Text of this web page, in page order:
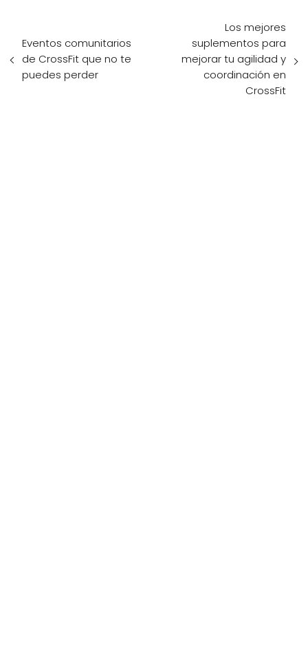
Eventos comunitarios
de CrossFit que no te
puedes perder
Los mejores
suplementos para
mejorar tu agilidad y
coordinación en
CrossFit